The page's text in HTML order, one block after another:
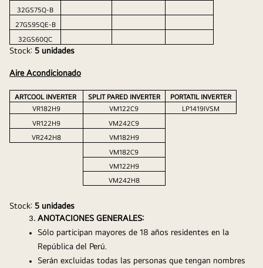
32GS75Q-B
27GS95QE-B
32GS60QC
Stock: 5 unidades
Aire Acondicionado
ARTCOOL INVERTER SPLIT PARED INVERTER
PORTATIL INVERTER
VR182H9
VM122C9
LP1419IVSM
VR122H9
VM242C9
VR242H8
VM182H9
VM182C9
VM122H9
VM242H8
Stock: 5 unidades
ANOTACIONES GENERALES:
Sólo participan mayores de 18 años residentes en la
República del Perú.
Serán excluidas todas las personas que tengan nombres